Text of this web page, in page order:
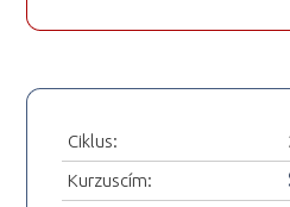
Ciklus:
Kurzuscím: